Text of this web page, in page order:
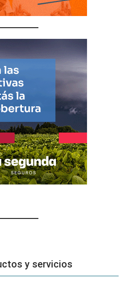
y servicios